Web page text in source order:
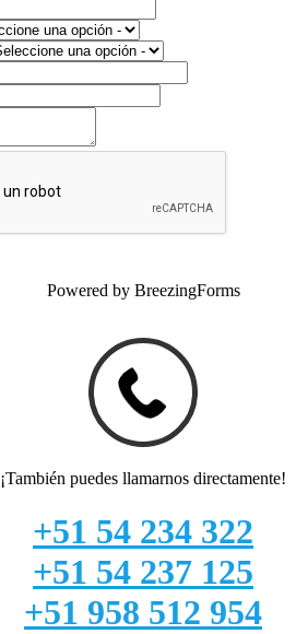
Powered by BreezingForms
¡También puedes llamarnos directamente!
+51 54 234 322
+51 54 237 125
+51 958 512 954